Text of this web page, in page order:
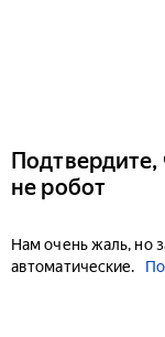
Подтвердите,
не робот
Нам очень жаль, но
автоматические.